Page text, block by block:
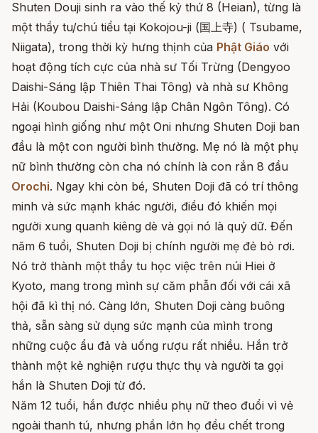
Shuten Douji sinh ra vào thế kỷ thứ 8 (Heian), từng là
một thầy tu/chú tiểu tại Kokojou-ji (国上寺) ( Tsubame,
Niigata), trong thời kỳ hưng thịnh của Phật Giáo với
hoạt động tích cực của nhà sư Tối Trừng (Dengyoo
Daishi-Sáng lập Thiên Thai Tông) và nhà sư Không
Hải (Koubou Daishi-Sáng lập Chân Ngôn Tông). Có
ngoại hình giống như một Oni nhưng Shuten Doji ban
đầu là một con người bình thường. Mẹ nó là một phụ
nữ bình thường còn cha nó chính là con rắn 8 đầu
Orochi. Ngay khi còn bé, Shuten Doji đã có trí thông
minh và sức mạnh khác người, điều đó khiến mọi
người xung quanh kiêng dè và gọi nó là quỷ dữ. Đến
năm 6 tuổi, Shuten Doji bị chính người mẹ đẻ bỏ rơi.
Nó trở thành một thầy tu học việc trên núi Hiei ở
Kyoto, mang trong mình sự căm phẫn đối với cái xã
hội đã kì thị nó. Càng lớn, Shuten Doji càng buông
thả, sẵn sàng sử dụng sức mạnh của mình trong
những cuộc ẩu đả và uống rượu rất nhiều. Hắn trở
thành một kẻ nghiện rượu thực thụ và người ta gọi
hắn là Shuten Doji từ đó.
Năm 12 tuổi, hắn được nhiều phụ nữ theo đuổi vì vẻ
ngoài thanh tú, nhưng phần lớn họ đều chết trong